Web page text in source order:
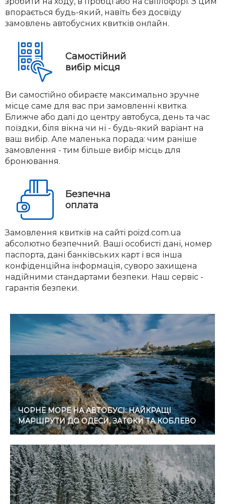
впорається будь-який, навіть без досвіду
замовлень автобусних квитків онлайн.
Самостійний
вибір місця
Ви самостійно обираєте максимально зручне
місце саме для вас при замовленні квитка.
Ближче або далі до центру автобуса, день та час
поїздки, біля вікна чи ні - будь-який варіант на
ваш вибір. Але маленька порада: чим раніше
замовлення - тим більше вибір місць для
бронювання.
Безпечна
оплата
Замовлення квитків на сайті poizd.com.ua
абсолютно безпечний. Ваші особисті дані, номер
паспорта, дані банківських карт і вся інша
конфіденційна інформація, суворо захищена
надійними стандартами безпеки. Наш сервіс -
гарантія безпеки.
ЧОРНЕ МОРЕ НА АВТОБУСІ: НАЙКРАЩІ
МАРШРУТИ ДО ОДЕСИ, ЗАТОКИ ТА КОБЛЕВО